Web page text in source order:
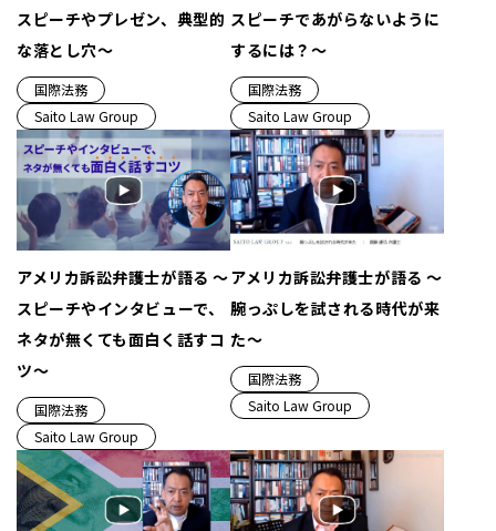
スピーチやプレゼン、典型的
な落とし穴～
国際法務
Saito Law Group
スピーチであがらないように
するには？～
国際法務
Saito Law Group
アメリカ訴訟弁護士が語る ～
スピーチやインタビューで、
ネタが無くても面白く話すコ
ツ～
国際法務
Saito Law Group
アメリカ訴訟弁護士が語る ～
腕っぷしを試される時代が来
た～
国際法務
Saito Law Group